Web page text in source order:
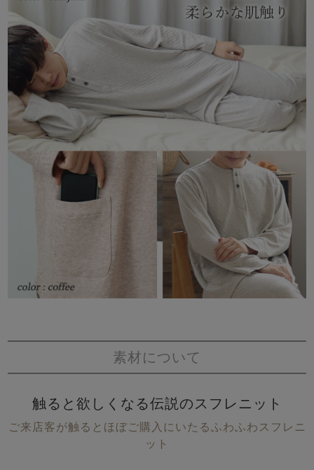
素材について
触ると欲しくなる伝説のスフレニット
ご来店客が触るとほぼご購入にいたるふわふわスフレニ
ット